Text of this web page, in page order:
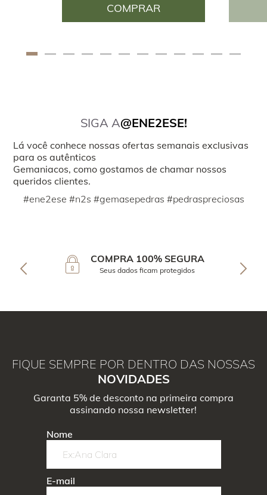
COMPRAR
SIGA A@ENE2ESE!
Lá você conhece nossas ofertas semanais exclusivas
para os autênticos
Gemaniacos, como gostamos de chamar nossos
queridos clientes.
#ene2ese #n2s #gemasepedras #pedraspreciosas
COMPRA 100% SEGURA
Seus dados ficam protegidos
FIQUE SEMPRE POR DENTRO DAS NOSSAS
NOVIDADES
Garanta 5% de desconto na primeira compra
assinando nossa newsletter!
Nome
E-mail